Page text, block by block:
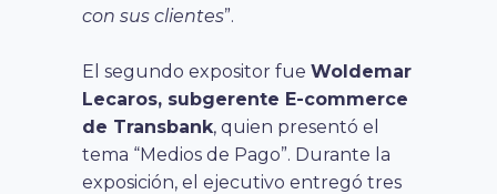
con sus clientes”.
El segundo expositor fue Woldemar
Lecaros, subgerente E-commerce
de Transbank, quien presentó el
tema “Medios de Pago”. Durante la
exposición, el ejecutivo entregó tres